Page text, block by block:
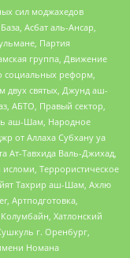
сил моджахедов
Асбат аль-Ансар,
Партия
группа, Движение
социальных реформ,
двух святых, Джунд аш-
АБТО, Правый сектор,
аш-Шам, Народное
от Аллаха Субхану уа
Ат-Тавхида Валь-Джихад,
Террористическое
Тахрир аш-Шам, Ахлю
Артподготовка,
Хатлонский
г. Оренбург,
Номана